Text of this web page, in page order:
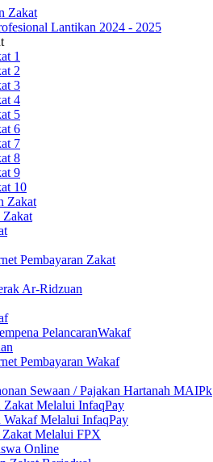
Zakat
Lantikan 2024 - 2025
1
2
3
4
5
6
7
8
9
10
Zakat
Zakat
Pembayaran Zakat
Ar-Ridzuan
PelancaranWakaf
Pembayaran Wakaf
Sewaan / Pajakan Hartanah MAIPk
Zakat Melalui InfaqPay
Wakaf Melalui InfaqPay
Zakat Melalui FPX
Online